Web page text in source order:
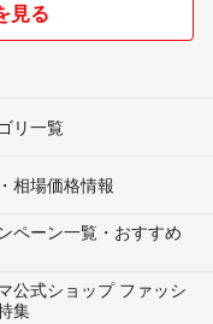
見る
リ一覧
相場価格情報
ペーン一覧・おすすめ
公式ショップ ファッシ
集